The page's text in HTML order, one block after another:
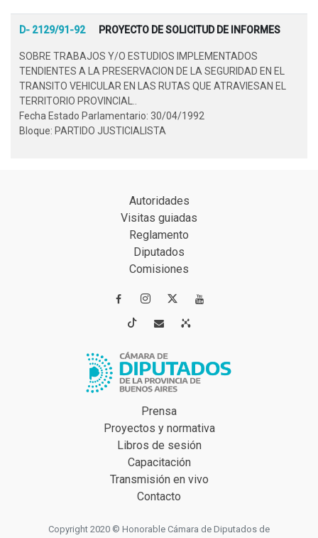
D- 2129/91-92 PROYECTO DE SOLICITUD DE INFORMES
SOBRE TRABAJOS Y/O ESTUDIOS IMPLEMENTADOS
TENDIENTES A LA PRESERVACION DE LA SEGURIDAD EN EL
TRANSITO VEHICULAR EN LAS RUTAS QUE ATRAVIESAN EL
TERRITORIO PROVINCIAL..
Fecha Estado Parlamentario: 30/04/1992
Bloque: PARTIDO JUSTICIALISTA
Autoridades
Visitas guiadas
Reglamento
Diputados
Comisiones
 
 
Prensa
Proyectos y normativa
Libros de sesión
Capacitación
Transmisión en vivo
Contacto
Copyright 2020 © Honorable Cámara de Diputados de